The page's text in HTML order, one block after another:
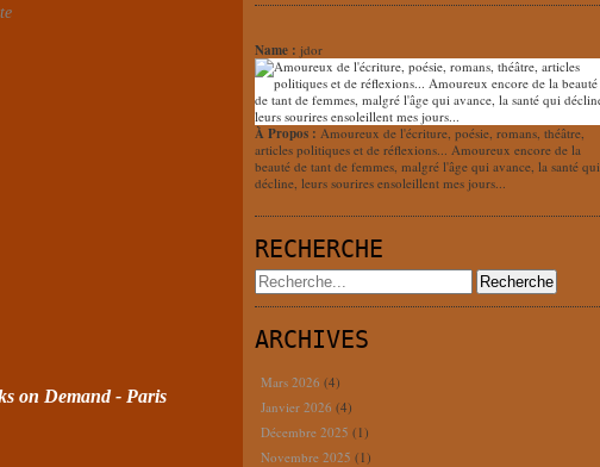
on Demand - Paris
Name : jdor
À Propos : Amoureux de l'écriture, poésie, romans, théâtre,
articles politiques et de réflexions... Amoureux encore de la
beauté de tant de femmes, malgré l'âge qui avance, la santé qui
décline, leurs sourires ensoleillent mes jours...
RECHERCHE
ARCHIVES
Mars 2026 (4)
Janvier 2026 (4)
Décembre 2025 (1)
Novembre 2025 (1)